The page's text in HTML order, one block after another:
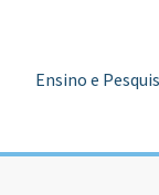
Ensino e